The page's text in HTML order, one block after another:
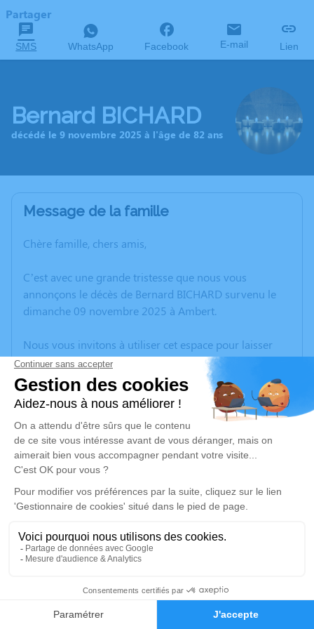
Faire-part Hommages
Partager
SMS WhatsApp Facebook E-mail Lien
Bernard BICHARD
décédé le 9 novembre 2025 à l'âge de 82 ans
Message de la famille
Chère famille, chers amis,
C’est avec une grande tristesse que nous vous
annonçons le décès de Bernard BICHARD survenu le
dimanche 09 novembre 2025 à Ambert.
Nous vous invitons à utiliser cet espace pour laisser
vos condoléances, partager des photos souvenirs, une
anecdote ou exprimer vos pensées à travers des
poèmes ou des textes. Cet endroit est un lieu
d'expression dédié à honorer la mémoire de Bernard
BICHARD.
Un service de plantation d’arbre hommage est
disponible ici.
Je rends hommage
Cérémonie religieuse
Église Saint Jean d'Ambert
63600 Ambert